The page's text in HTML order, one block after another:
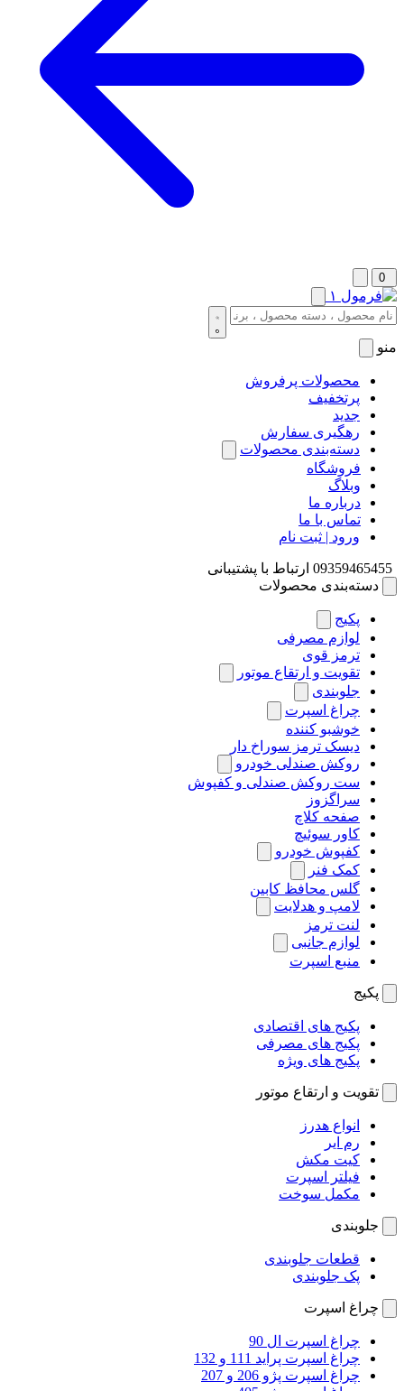
0
منو
محصولات پرفروش
پرتخفیف
جدید
رهگیری سفارش
دسته‌بندی محصولات
فروشگاه
وبلاگ
درباره ما
تماس با ما
ورود | ثبت نام
09359465455 ارتباط با پشتیبانی
دسته‌بندی محصولات
پکیج
لوازم مصرفی
ترمز قوی
تقویت و ارتقاع موتور
جلوبندی
چراغ اسپرت
خوشبو کننده
دیسک ترمز سوراخ دار
روکش صندلی خودرو
ست روکش صندلی و کفپوش
سراگزوز
صفحه کلاچ
کاور سوئیچ
کفپوش خودرو
کمک فنر
گلس محافظ کابین
لامپ و هدلایت
لنت ترمز
لوازم جانبی
منبع اسپرت
پکیج
پکیج های اقتصادی
پکیج های مصرفی
پکیج های ویژه
تقویت و ارتقاع موتور
انواع هدرز
رم ایر
کیت مکش
فیلتر اسپرت
مکمل سوخت
جلوبندی
قطعات جلوبندی
پک جلوبندی
چراغ اسپرت
چراغ اسپرت ال 90
چراغ اسپرت پراید 111 و 132
چراغ اسپرت پژو 206 و 207